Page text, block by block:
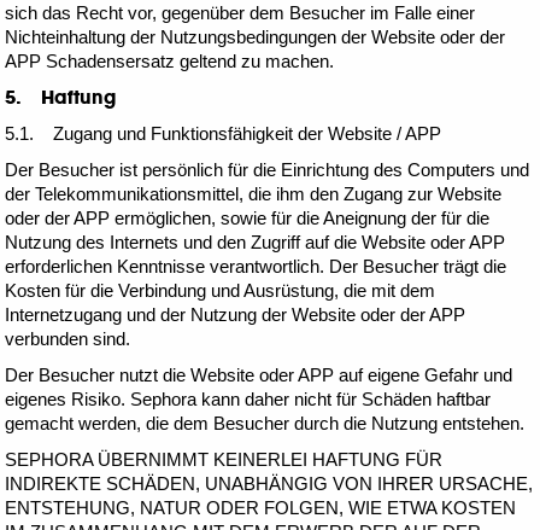
sich das Recht vor, gegenüber dem Besucher im Falle einer
Nichteinhaltung der Nutzungsbedingungen der Website oder der
APP Schadensersatz geltend zu machen.
5. Haftung
5.1. Zugang und Funktionsfähigkeit der Website / APP
Der Besucher ist persönlich für die Einrichtung des Computers und
der Telekommunikationsmittel, die ihm den Zugang zur Website
oder der APP ermöglichen, sowie für die Aneignung der für die
Nutzung des Internets und den Zugriff auf die Website oder APP
erforderlichen Kenntnisse verantwortlich. Der Besucher trägt die
Kosten für die Verbindung und Ausrüstung, die mit dem
Internetzugang und der Nutzung der Website oder der APP
verbunden sind.
Der Besucher nutzt die Website oder APP auf eigene Gefahr und
eigenes Risiko. Sephora kann daher nicht für Schäden haftbar
gemacht werden, die dem Besucher durch die Nutzung entstehen.
SEPHORA ÜBERNIMMT KEINERLEI HAFTUNG FÜR
INDIREKTE SCHÄDEN, UNABHÄNGIG VON IHRER URSACHE,
ENTSTEHUNG, NATUR ODER FOLGEN, WIE ETWA KOSTEN